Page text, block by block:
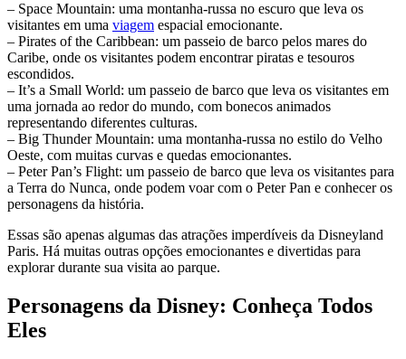
– Space Mountain: uma montanha-russa no escuro que leva os
visitantes em uma viagem espacial emocionante.
– Pirates of the Caribbean: um passeio de barco pelos mares do
Caribe, onde os visitantes podem encontrar piratas e tesouros
escondidos.
– It’s a Small World: um passeio de barco que leva os visitantes em
uma jornada ao redor do mundo, com bonecos animados
representando diferentes culturas.
– Big Thunder Mountain: uma montanha-russa no estilo do Velho
Oeste, com muitas curvas e quedas emocionantes.
– Peter Pan’s Flight: um passeio de barco que leva os visitantes para
a Terra do Nunca, onde podem voar com o Peter Pan e conhecer os
personagens da história.
Essas são apenas algumas das atrações imperdíveis da Disneyland
Paris. Há muitas outras opções emocionantes e divertidas para
explorar durante sua visita ao parque.
Personagens da Disney: Conheça Todos
Eles